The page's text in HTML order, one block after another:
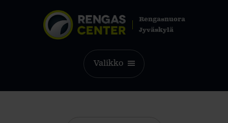
Rengasnuora
Jyväskylä
Valikko